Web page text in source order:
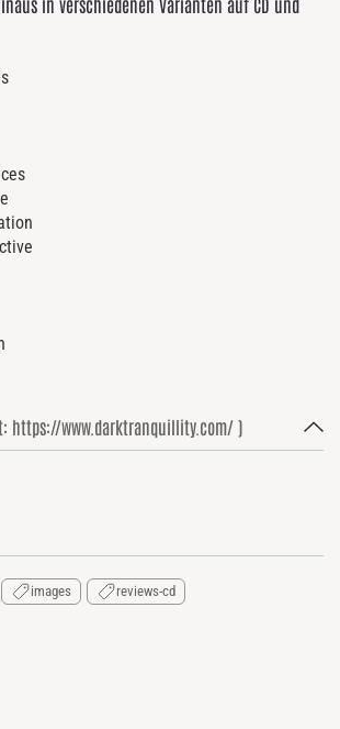
in verschiedenen Varianten auf CD und
https://www.darktranquillity.com/ )
images reviews-cd